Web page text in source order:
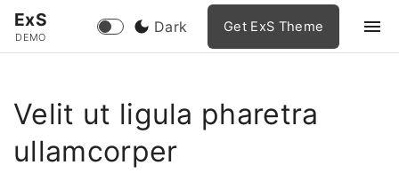
i
ExS
DEMO
Dark Get ExS Theme
Velit ut ligula pharetra
ullamcorper